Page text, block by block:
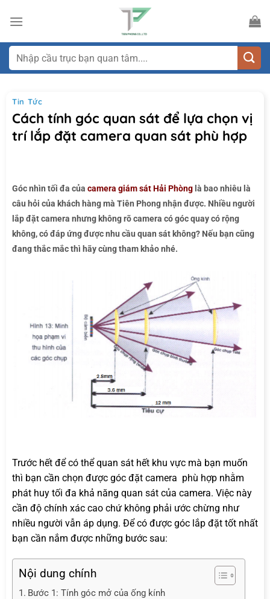
qua
dungTìm
kiếm:
Tin Tức
Cách tính góc quan sát để lựa chọn vị
trí lắp đặt camera quan sát phù hợp
Góc nhìn tối đa của camera giám sát Hải Phòng là bao nhiêu là
câu hỏi của khách hàng mà Tiên Phong nhận được. Nhiều người
lắp đặt camera nhưng không rõ camera có góc quay có rộng
không, có đáp ứng được nhu cầu quan sát không? Nếu bạn cũng
đang thắc mắc thì hãy cùng tham khảo nhé.
Trước hết để có thể quan sát hết khu vực mà bạn muốn
thì bạn cần chọn được góc đặt camera phù hợp nhằm
phát huy tối đa khả năng quan sát của camera. Việc này
cần độ chính xác cao chứ không phải ước chừng như
nhiều người vẫn áp dụng. Để có được góc lắp đặt tốt nhất
bạn cần nắm được những bước sau:
Nội dung chính
Bước 1: Tính góc mở của ống kính